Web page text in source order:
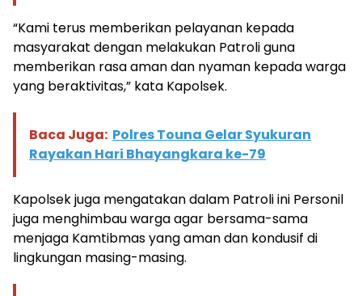
“Kami terus memberikan pelayanan kepada
masyarakat dengan melakukan Patroli guna
memberikan rasa aman dan nyaman kepada warga
yang beraktivitas,” kata Kapolsek.
Baca Juga: Polres Touna Gelar Syukuran
Rayakan Hari Bhayangkara ke-79
Kapolsek juga mengatakan dalam Patroli ini Personil
juga menghimbau warga agar bersama-sama
menjaga Kamtibmas yang aman dan kondusif di
lingkungan masing-masing.